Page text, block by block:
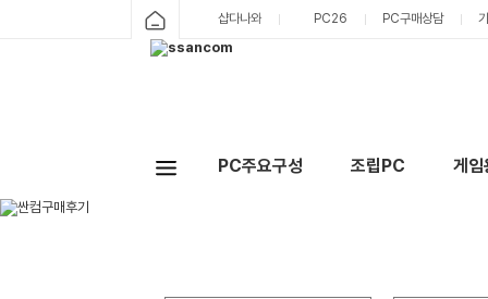
샵다나와 PC26 PC구매상담
PC주요구성 조립PC 게